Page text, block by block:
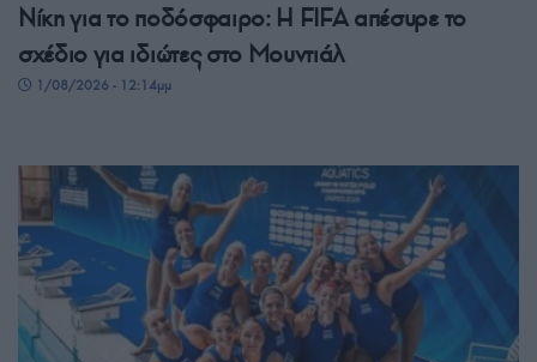
Νίκη για το ποδόσφαιρο: Η FIFA απέσυρε το
σχέδιο για ιδιώτες στο Μουντιάλ
1/08/2026 - 12:14μμ